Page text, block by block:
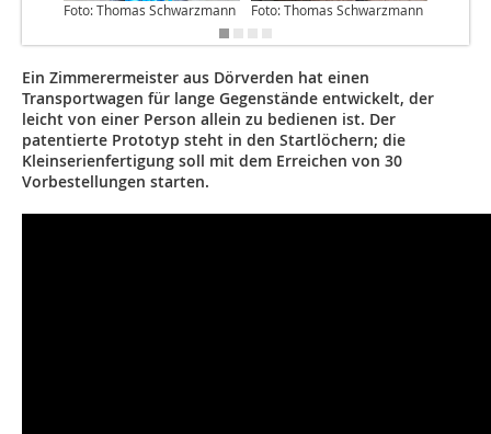
Foto: Thomas Schwarzmann Foto: Thomas Schwarzmann
Ein Zimmerermeister aus Dörverden hat einen
Transportwagen für lange Gegenstände entwickelt, der
leicht von einer Person allein zu bedienen ist. Der
patentierte Prototyp steht in den Startlöchern; die
Kleinserienfertigung soll mit dem Erreichen von 30
Vorbestellungen starten.